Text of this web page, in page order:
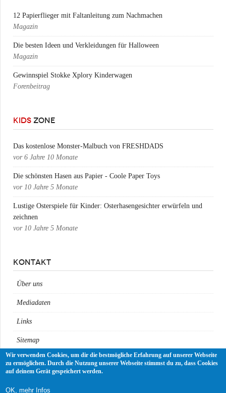
12 Papierflieger mit Faltanleitung zum Nachmachen
Magazin
Die besten Ideen und Verkleidungen für Halloween
Magazin
Gewinnspiel Stokke Xplory Kinderwagen
Forenbeitrag
KIDS ZONE
Das kostenlose Monster-Malbuch von FRESHDADS
vor 6 Jahre 10 Monate
Die schönsten Hasen aus Papier - Coole Paper Toys
vor 10 Jahre 5 Monate
Lustige Osterspiele für Kinder: Osterhasengesichter erwürfeln und
zeichnen
vor 10 Jahre 5 Monate
KONTAKT
Über uns
Mediadaten
Links
Sitemap
Impressum
Wir verwenden Cookies, um dir die bestmögliche Erfahrung auf unserer Webseite
zu ermöglichen. Durch die Nutzung unserer Webseite stimmst du zu, dass Cookies
auf deinem Gerät gespeichert werden.
OK, mehr Infos